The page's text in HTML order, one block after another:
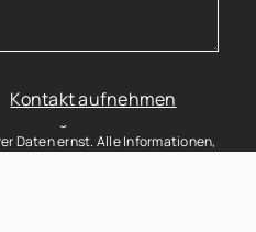
Kontakt aufnehmen
Sie, dass Sie die
genommen haben.
Daten ernst. Alle Informationen,